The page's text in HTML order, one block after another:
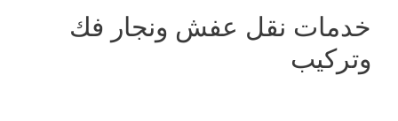
خدمات نقل عفش ونجار فك
وتركيب